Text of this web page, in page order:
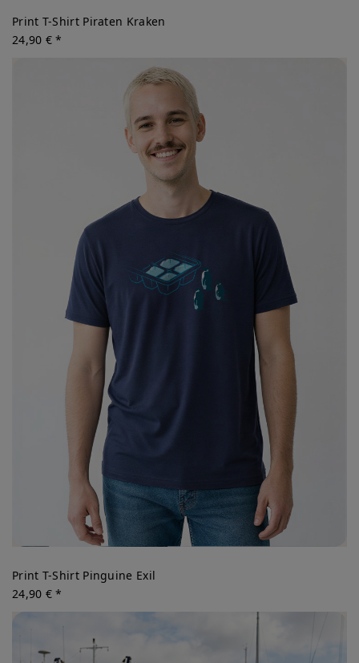
Print T-Shirt Piraten Kraken
24,90 € *
Print T-Shirt Pinguine Exil
24,90 € *